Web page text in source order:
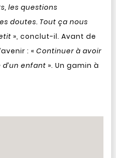
les questions
doutes. Tout ça nous
», conclut-il. Avant de
: « Continuer à avoir
enfant». Un gamin à